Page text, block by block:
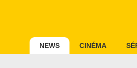
NEWS CINÉMA